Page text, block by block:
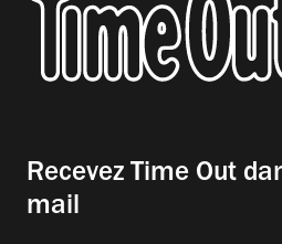
Recevez Time Out
mail